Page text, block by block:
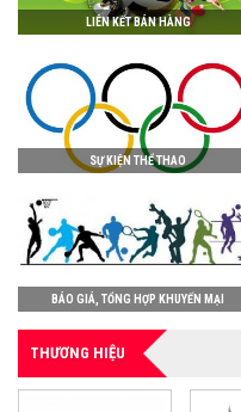
LIÊN KẾT BÁN HÀNG
SỰ KIỆN THỂ THAO
BÁO GIÁ, TỔNG HỢP KHUYẾN MẠI
THƯƠNG HIỆU